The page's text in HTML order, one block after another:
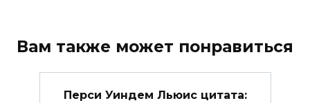
Вам также может понравиться
Перси Уиндем Льюис цитата: